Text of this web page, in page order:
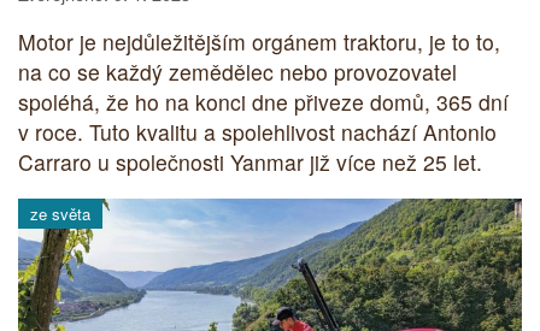
Motor je nejdůležitějším orgánem traktoru, je to to,
na co se každý zemědělec nebo provozovatel
spoléhá, že ho na konci dne přiveze domů, 365 dní
v roce. Tuto kvalitu a spolehlivost nachází Antonio
Carraro u společnosti Yanmar již více než 25 let.
ze světa